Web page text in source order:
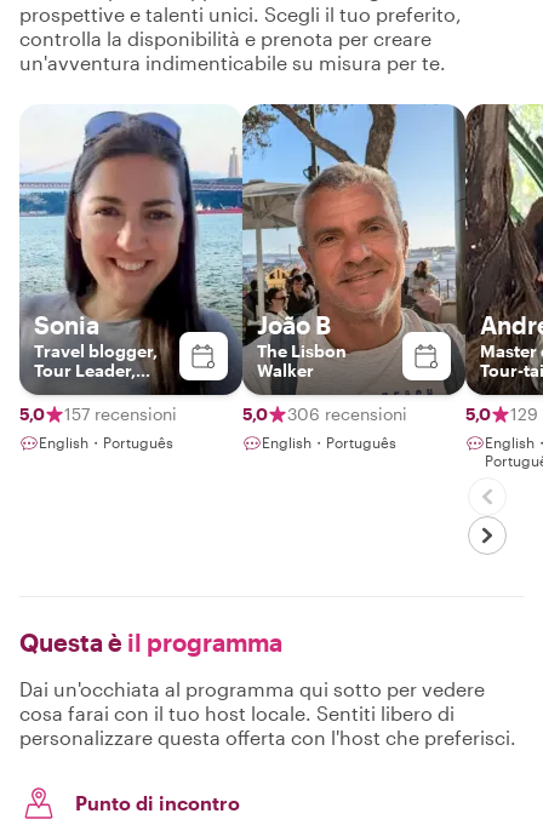
prospettive e talenti unici. Scegli il tuo preferito,
controlla la disponibilità e prenota per creare
un'avventura indimenticabile su misura per te.
Sonia
Travel blogger,
Tour Leader,
Podcast Host
5,0
157 recensioni
English・Português
João B
The Lisbon
Walker
5,0 306 recensioni
English・Português
Master
Tour-
5,0
English
Questa è il programma
Dai un'occhiata al programma qui sotto per vedere
cosa farai con il tuo host locale. Sentiti libero di
personalizzare questa offerta con l'host che preferisci.
Punto di incontro